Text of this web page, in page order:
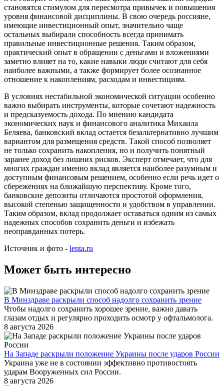
становятся стимулом для пересмотра привычек и повышения
уровня финансовой дисциплины. В свою очередь россияне,
имеющие инвестиционный опыт, значительно чаще
остальных выбирали способность всегда принимать
правильные инвестиционные решения. Таким образом,
практический опыт в обращении с деньгами и вложениями
заметно влияет на то, какие навыки люди считают для себя
наиболее важными, а также формирует более осознанное
отношение к накоплениям, расходам и инвестициям.
В условиях нестабильной экономической ситуации особенно
важно выбирать инструменты, которые сочетают надежность
и предсказуемость дохода. По мнению кандидата
экономических наук и финансового аналитика Михаила
Беляева, банковский вклад остается безальтернативно лучшим
вариантом для размещения средств. Такой способ позволяет
не только сохранить накопления, но и получить понятный
заранее доход без лишних рисков. Эксперт отмечает, что для
многих граждан именно вклад является наиболее разумным и
доступным финансовым решением, особенно если речь идет о
сбережениях на ближайшую перспективу. Кроме того,
банковские депозиты отличаются простотой оформления,
высокой степенью защищенности и удобством в управлении.
Таким образом, вклад продолжает оставаться одним из самых
надежных способов сохранить деньги и избежать
неоправданных потерь.
Источник и фото - lenta.ru
Может быть интересно
В Минздраве раскрыли способ надолго сохранить зрение
Чтобы надолго сохранить хорошее зрение, важно давать
глазам отдых и регулярно проходить осмотр у офтальмолога.
8 августа 2026
На Западе раскрыли положение Украины после ударов России
Украина уже не в состоянии эффективно противостоять
ударам Вооруженных сил России.
8 августа 2026